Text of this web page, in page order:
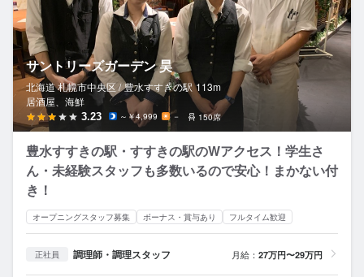
サントリーズガーデン 昊
北海道 札幌市中央区 / 豊水すすきの駅 113m
居酒屋、海鮮
3.23 ～￥4,999 － 150席
豊水すすきの駅・すすきの駅のWアクセス！学生さ
ん・未経験スタッフも多数いるので安心！まかない付
き！
オープニングスタッフ募集 ボーナス・賞与あり フルタイム歓迎
正社員 調理師・調理スタッフ 月給： 27万円〜29万円